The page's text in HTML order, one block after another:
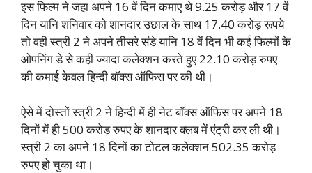
इस फिल्म ने जहा अपने 16 वें दिन कमाए थे 9.25 करोड़ और 17 वें
दिन यानि शनिवार को शानदार उछाल के साथ 17.40 करोड़ रूपये
तो वही स्त्री 2 ने अपने तीसरे संडे यानि 18 वें दिन भी कई फिल्मों के
ओपनिंग डे से कही ज्यादा कलेक्शन करते हुए 22.10 करोड़ रुपए
की कमाई केवल हिन्दी बॉक्स ऑफिस पर की थी।
ऐसे में दोस्तों स्त्री 2 ने हिन्दी में ही नेट बॉक्स ऑफिस पर अपने 18
दिनों में ही 500 करोड़ रुपए के शानदार क्लब में एंट्री कर ली थी।
स्त्री 2 का अपने 18 दिनों का टोटल कलेक्शन 502.35 करोड़
रुपए हो चुका था।